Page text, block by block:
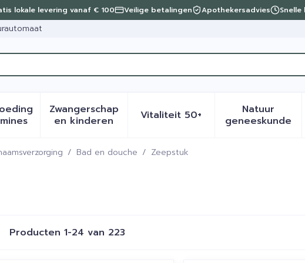
lokale levering vanaf € 100 Veilige betalingen Apothekersadvies Snelle
Schoonheid, verzorging en hygiëne categorie
submenu voor Dieet, voeding en vitamines categorie
Zwangerschap
en kinderenToon submenu voor Zwangerschap en
Vitaliteit 50+Toon submenu voor
Natuur
geneeskunde
Toon
/ Bad en douche / Zeepstuk
Producten 1-24 van 223